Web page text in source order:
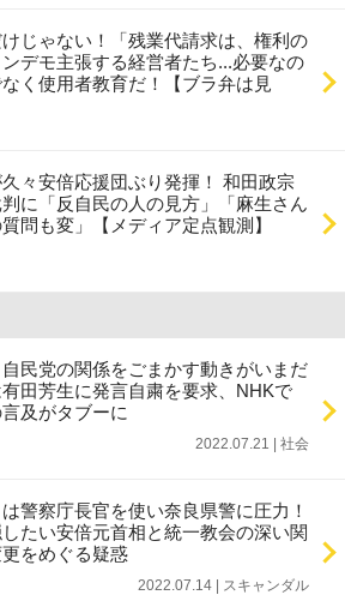
じゃない！「残業代請求は、権利の
デモ主張する経営者たち...必要なの
く使用者教育だ！【ブラ弁は見
々安倍応援団ぶり発揮！ 和田政宗
に「反自民の人の見方」「麻生さん
問も変」【メディア定点観測】
民党の関係をごまかす動きがいまだ
田芳生に発言自粛を要求、NHKで
及がタブーに
2022.07.21 | 社会
警察庁長官を使い奈良県警に圧力！
たい安倍元首相と統一教会の深い関
をめぐる疑惑
2022.07.14 | スキャンダル